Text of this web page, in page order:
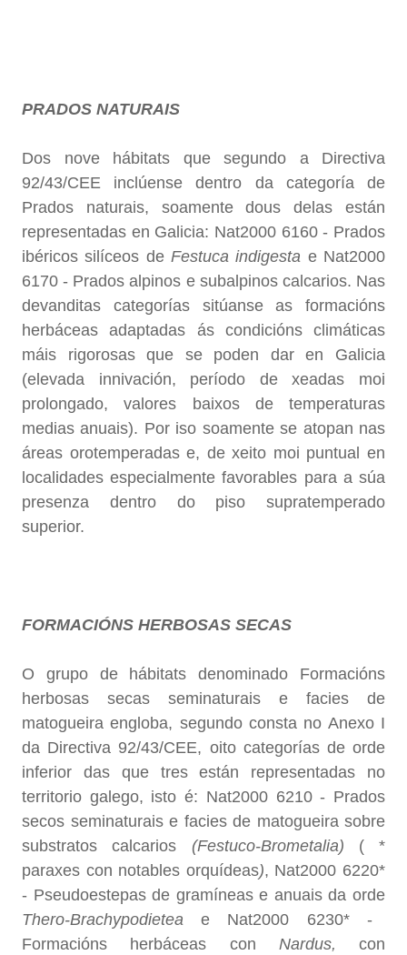
PRADOS NATURAIS
Dos nove hábitats que segundo a Directiva
92/43/CEE inclúense dentro da categoría de
Prados naturais, soamente dous delas están
representadas en Galicia: Nat2000 6160 - Prados
ibéricos silíceos deFestuca indigesta e Nat2000
6170 - Prados alpinos e subalpinos calcarios. Nas
devanditas categorías sitúanse as formacións
herbáceas adaptadas ás condicións climáticas
máis rigorosas que se poden dar en Galicia
(elevada innivación, período de xeadas moi
prolongado, valores baixos de temperaturas
medias anuais). Por iso soamente se atopan nas
áreas orotemperadas e, de xeito moi puntual en
localidades especialmente favorables para a súa
presenza dentro do piso supratemperado
superior.
FORMACIÓNS HERBOSAS SECAS
O grupo de hábitats denominado Formacións
herbosas secas seminaturais e facies de
matogueira engloba, segundo consta no Anexo I
da Directiva 92/43/CEE, oito categorías de orde
inferior das que tres están representadas no
territorio galego, isto é: Nat2000 6210 - Prados
secos seminaturais e facies de matogueira sobre
substratos calcarios (Festuco-Brometalia) ( *
paraxes con notables orquídeas), Nat2000 6220*
- Pseudoestepas de gramíneas e anuais da orde
Thero-Brachypodieteae Nat2000 6230* -
Formacións herbáceas con Nardus, con